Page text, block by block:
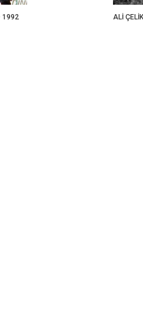
1992 ALİ